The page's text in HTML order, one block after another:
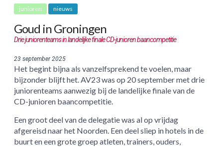
junioren nieuws
Goud in Groningen
Drie juniorenteams in landelijke finale CD-junioren baancompetitie
23 september 2025
Het begint bijna als vanzelfsprekend te voelen, maar
bijzonder blijft het. AV23 was op 20 september met drie
juniorenteams aanwezig bij de landelijke finale van de
CD-junioren baancompetitie.
Een groot deel van de delegatie was al op vrijdag
afgereisd naar het Noorden. Een deel sliep in hotels in de
buurt en een grote groep atleten, trainers, ouders,